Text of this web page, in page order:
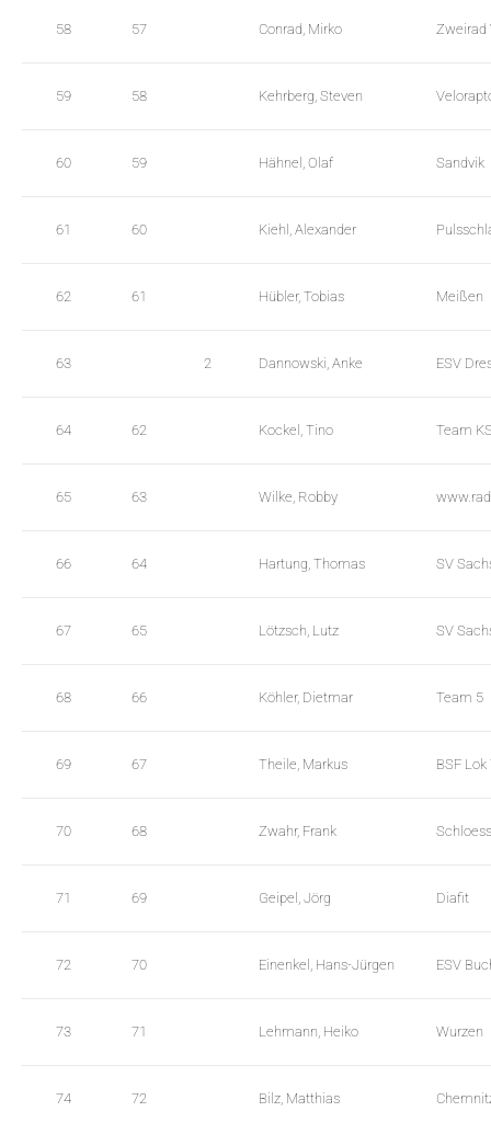
58 57 Conrad, Mirko Zweirad
59 58 Kehrberg, Steven
60 59 Hähnel, Olaf Sandvik
61 60 Kiehl, Alexander
62 61 Hübler, Tobias Meißen
63 2 Dannowski, Anke ESV
64 62 Kockel, Tino Team
65 63 Wilke, Robby
66 64 Hartung, Thomas SV
67 65 Lötzsch, Lutz SV
68 66 Köhler, Dietmar Team 5
69 67 Theile, Markus BSF Lok
70 68 Zwahr, Frank
71 69 Geipel, Jörg Diafit
72 70 Einenkel, Hans-Jürgen ESV
73 71 Lehmann, Heiko Wurzen
74 72 Bilz, Matthias